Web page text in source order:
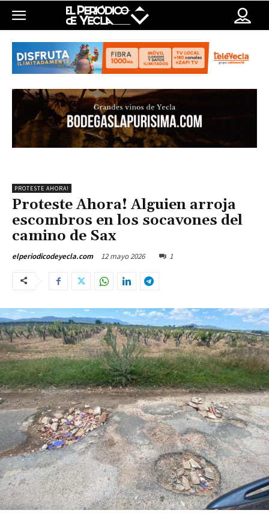
PROTESTE AHORA!
Proteste Ahora! Alguien arroja
escombros en los socavones del
camino de Sax
elperiodicodeyecla.com 12 mayo 2026 1